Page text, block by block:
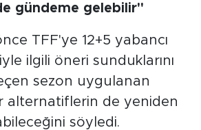
gündeme gelebilir"
TFF'ye 12+5 yabancı
ilgili öneri sunduklarını
sezon uygulanan
alternatiflerin de yeniden
söyledi.